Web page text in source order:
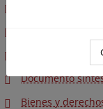
Estudio de
Documento
Bienes y